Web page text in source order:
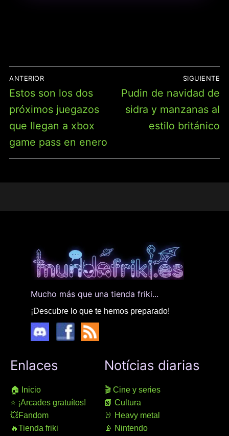
DE
ENTRADAS
ANTERIOR
Entrada
anterior:
Estos son los dos
próximos juegazos
que llegan a xbox
game pass en enero
SIGUIENTE
Entrada
siguiente:
Pudin de navidad de
sidra y manzanas al
estilo británico
Mucho más que una tienda friki...
¡Descubre lo que te hemos preparado!
Enlaces
🏠 Inicio
⭐ ¡Arcades gratuítos!
💥Fandom
🔥Tienda friki
Notícias diarias
🎬 Cine y series
📗 Cultura
🤘 Heavy metal
📡 Nintendo